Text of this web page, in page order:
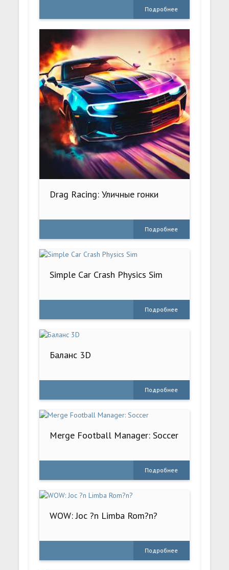
Подробнее
Drag Racing: Уличные гонки
Подробнее
Simple Car Crash Physics Sim
Подробнее
Баланс 3D
Подробнее
Merge Football Manager: Soccer
Подробнее
WOW: Joc ?n Limba Rom?n?
Подробнее